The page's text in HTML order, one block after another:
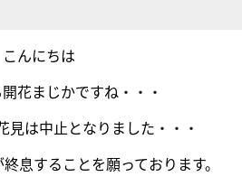
こんにちは
花まじかですね・・・
見は中止となりました・・・
息することを願っております。